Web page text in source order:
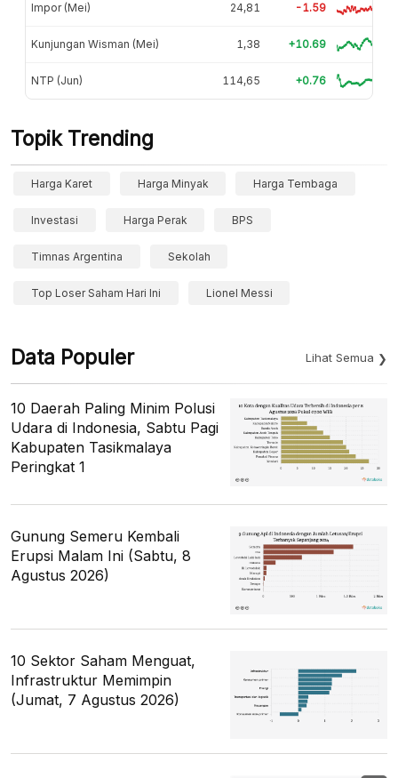
Impor (Mei) 24,81 -1.59
Kunjungan Wisman (Mei) 1,38 +10.69
NTP (Jun) 114,65 +0.76
Topik Trending
Harga Karet Harga Minyak Harga Tembaga
Investasi Harga Perak BPS
Timnas Argentina Sekolah
Top Loser Saham Hari Ini Lionel Messi
Data Populer Lihat Semua
10 Daerah Paling Minim Polusi
Udara di Indonesia, Sabtu Pagi
Kabupaten Tasikmalaya
Peringkat 1
Gunung Semeru Kembali
Erupsi Malam Ini (Sabtu, 8
Agustus 2026)
10 Sektor Saham Menguat,
Infrastruktur Memimpin
(Jumat, 7 Agustus 2026)